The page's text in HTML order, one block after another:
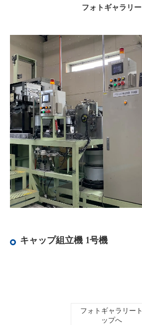
フォトギャラリー
キャップ組立機 1号機
フォトギャラリート
ップへ